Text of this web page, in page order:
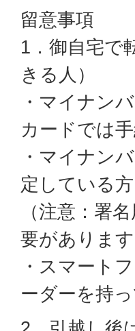
留意事項
1．御自宅で
きる人）
・マイナン
カードでは
・マイナン
定している方
（注意：署
要があります
・スマート
ーダーを持